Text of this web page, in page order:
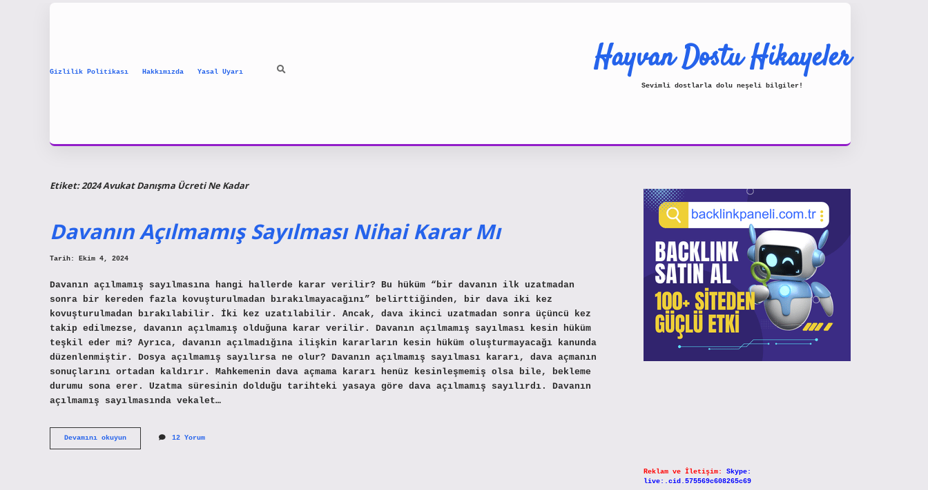
Gizlilik Politikası Hakkımızda Yasal Uyarı Hayvan Dostu Hikayeler
Sevimli dostlarla dolu neşeli bilgiler!
Etiket:2024 Avukat Danışma Ücreti Ne Kadar
Davanın Açılmamış Sayılması Nihai Karar Mı
Tarih: Ekim 4, 2024
Davanın açılmamış sayılmasına hangi hallerde karar verilir? Bu hüküm “bir davanın ilk uzatmadan
sonra bir kereden fazla kovuşturulmadan bırakılmayacağını” belirttiğinden, bir dava iki kez
kovuşturulmadan bırakılabilir. İki kez uzatılabilir. Ancak, dava ikinci uzatmadan sonra üçüncü kez
takip edilmezse, davanın açılmamış olduğuna karar verilir. Davanın açılmamış sayılması kesin hüküm
teşkil eder mi? Ayrıca, davanın açılmadığına ilişkin kararların kesin hüküm oluşturmayacağı kanunda
düzenlenmiştir. Dosya açılmamış sayılırsa ne olur? Davanın açılmamış sayılması kararı, dava açmanın
sonuçlarını ortadan kaldırır. Mahkemenin dava açmama kararı henüz kesinleşmemiş olsa bile, bekleme
durumu sona erer. Uzatma süresinin dolduğu tarihteki yasaya göre dava açılmamış sayılırdı. Davanın
açılmamış sayılmasında vekalet…
Devamını okuyunDavanın
Açılmamış
12 Yorum
Reklam ve İletişim:
Skype:
live:.cid.575569c608265c69